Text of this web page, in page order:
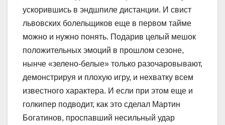
ускорившись в эндшпиле дистанции. И свист
львовских болельщиков еще в первом тайме
можно и нужно понять. Подарив целый мешок
положительных эмоций в прошлом сезоне,
нынче «зелено-белые» только разочаровывают,
демонстрируя и плохую игру, и нехватку всем
известного характера. И если при этом еще и
голкипер подводит, как это сделал Мартин
Богатинов, проспавший несильный удар